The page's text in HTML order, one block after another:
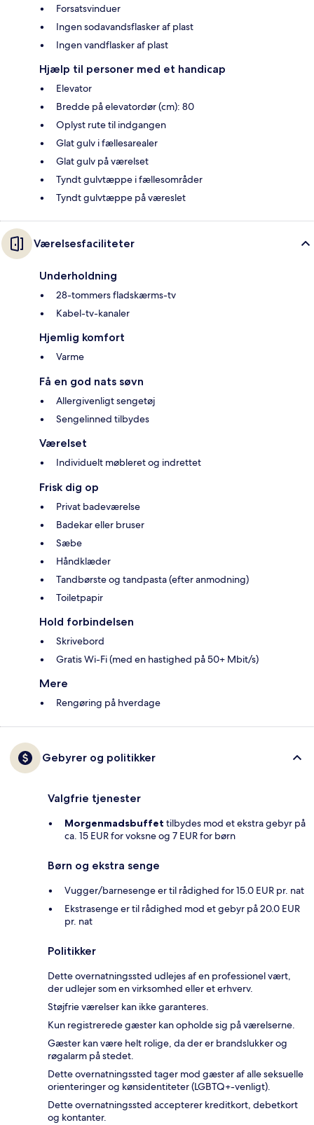
Forsatsvinduer
Ingen sodavandsflasker af plast
Ingen vandflasker af plast
Hjælp til personer med et handicap
Elevator
Bredde på elevatordør (cm): 80
Oplyst rute til indgangen
Glat gulv i fællesarealer
Glat gulv på værelset
Tyndt gulvtæppe i fællesområder
Tyndt gulvtæppe på væreslet
Værelsesfaciliteter
Underholdning
28-tommers fladskærms-tv
Kabel-tv-kanaler
Hjemlig komfort
Varme
Få en god nats søvn
Allergivenligt sengetøj
Sengelinned tilbydes
Værelset
Individuelt møbleret og indrettet
Frisk dig op
Privat badeværelse
Badekar eller bruser
Sæbe
Håndklæder
Tandbørste og tandpasta (efter anmodning)
Toiletpapir
Hold forbindelsen
Skrivebord
Gratis Wi-Fi (med en hastighed på 50+ Mbit/s)
Mere
Rengøring på hverdage
Gebyrer og politikker
Valgfrie tjenester
Morgenmadsbuffet tilbydes mod et ekstra gebyr på
ca. 15 EUR for voksne og 7 EUR for børn
Børn og ekstra senge
Vugger/barnesenge er til rådighed for 15.0 EUR pr. nat
Ekstrasenge er til rådighed mod et gebyr på 20.0 EUR
pr. nat
Politikker
Dette overnatningssted udlejes af en professionel vært,
der udlejer som en virksomhed eller et erhverv.
Støjfrie værelser kan ikke garanteres.
Kun registrerede gæster kan opholde sig på værelserne.
Gæster kan være helt rolige, da der er brandslukker og
røgalarm på stedet.
Dette overnatningssted tager mod gæster af alle seksuelle
orienteringer og kønsidentiteter (LGBTQ+-venligt).
Dette overnatningssted accepterer kreditkort, debetkort
og kontanter.